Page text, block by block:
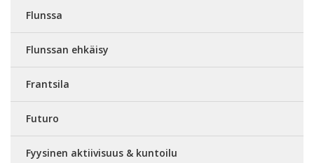
Flunssa
Flunssan ehkäisy
Frantsila
Futuro
Fyysinen aktiivisuus & kuntoilu